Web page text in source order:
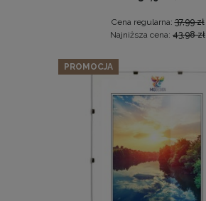
Cena regularna:37,99 zł
Najniższa cena: 43,98 zł
PROMOCJA